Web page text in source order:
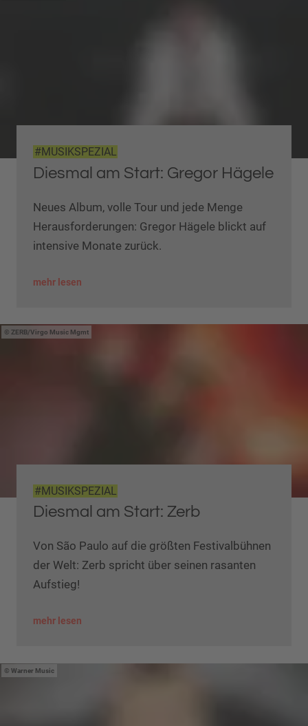
#MUSIKSPEZIAL
Diesmal am Start: Gregor Hägele
Neues Album, volle Tour und jede Menge
Herausforderungen: Gregor Hägele blickt auf
intensive Monate zurück.
mehr lesen
ZERB/Virgo Music Mgmt
#MUSIKSPEZIAL
Diesmal am Start: Zerb
Von São Paulo auf die größten Festivalbühnen
der Welt: Zerb spricht über seinen rasanten
Aufstieg!
mehr lesen
Warner Music